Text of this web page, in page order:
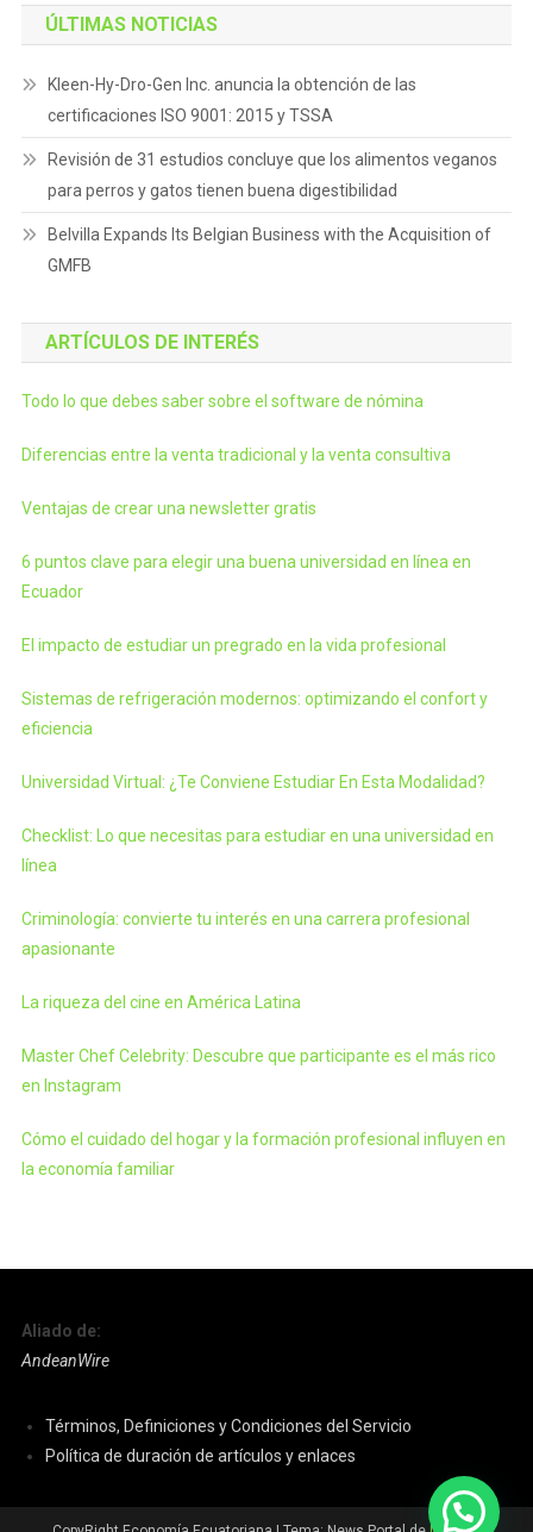
ÚLTIMAS NOTICIAS
Kleen-Hy-Dro-Gen Inc. anuncia la obtención de las
certificaciones ISO 9001: 2015 y TSSA
Revisión de 31 estudios concluye que los alimentos veganos
para perros y gatos tienen buena digestibilidad
Belvilla Expands Its Belgian Business with the Acquisition of
GMFB
ARTÍCULOS DE INTERÉS
Todo lo que debes saber sobre el software de nómina
Diferencias entre la venta tradicional y la venta consultiva
Ventajas de crear una newsletter gratis
6 puntos clave para elegir una buena universidad en línea en
Ecuador
El impacto de estudiar un pregrado en la vida profesional
Sistemas de refrigeración modernos: optimizando el confort y
eficiencia
Universidad Virtual: ¿Te Conviene Estudiar En Esta Modalidad?
Checklist: Lo que necesitas para estudiar en una universidad en
línea
Criminología: convierte tu interés en una carrera profesional
apasionante
La riqueza del cine en América Latina
Master Chef Celebrity: Descubre que participante es el más rico
en Instagram
Cómo el cuidado del hogar y la formación profesional influyen en
la economía familiar
Aliado de:
AndeanWire
Términos, Definiciones y Condiciones del Servicio
Política de duración de artículos y enlaces